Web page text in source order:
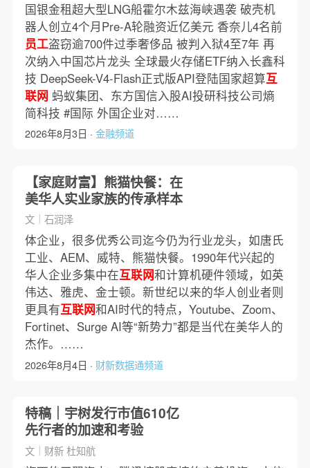
国银金租超大型LNG船霍尔木兹海峡遇袭 破壳机
器人创立4个月Pre-A轮融资近亿美元 香奈儿4名前
员工盗窃逾700件过季奢侈品 被判入狱4至7年 再
次纳入中国芯片龙头 全球最火存储ETF纳入长鑫科
技 DeepSeek-V4-Flash正式版API登陆国家超算互
联网 蚂蚁集团、东方国信入股AI投研科技公司熵
简科技 #国际 外国企业对……
2026年8月3日 · 金融频道
【家庭财富】熊猫快餐：在
美华人实业家族的传承样本
文｜石润泽
体企业，很多优秀公司迄今仍为行业龙头，如唐氏
工业、AEM、威特、熊猫快餐。1990年代兴起的
华人企业多集中在互联网和计算机硬件领域，如英
伟达、雅虎、金士顿。新世纪以来的华人创业者则
更具有互联网和AI时代的特点，Youtube、Zoom、
Fortinet、Surge AI等“新势力”都是当代在美华人的
杰作。……
2026年8月4日 · 财新数据通频道
特稿｜宇树发行市值610亿
先行者的加速和考验
文｜财新 杜知航